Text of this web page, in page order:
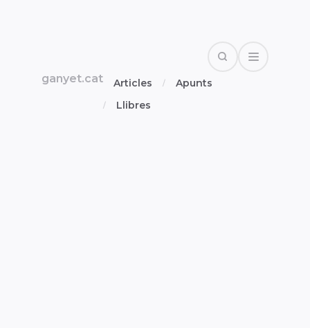
ganyet.cat Articles
Apunts
Llibres
SearchOpen